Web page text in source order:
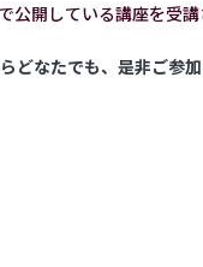
開している講座を受講
どなたでも、是非ご参加